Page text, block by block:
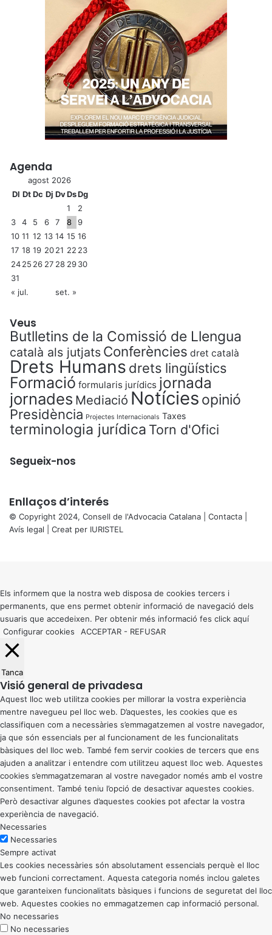
Agenda
agost 2026
Dl DtDc Dj DvDsDg
1
2
3
4 5 6 7 8
9
10 11 12 13 14 15 16
17 18 19 2021 22 23
2425 26 27 28 2930
31
« jul.
set. »
Veus
Butlletins de la Comissió de Llengua
català als jutjats Conferències dret català
Drets Humans drets lingüístics
Formació formularis jurídics jornada
jornades Mediació Notícies opinió
Presidència Projectes Internacionals Taxes
terminologia jurídica Torn d'Ofici
Segueix-nos
Enllaços d’interés
© Copyright 2024, Consell de l'Advocacia Catalana | Contacta
Avís legal | Creat per IURISTEL
button
Els informem que la nostra web disposa de cookies tercers i
permanents, que ens permet obtenir informació de navegació dels
usuaris que accedeixen. Per obtenir més informació fes click aquí
Configurar cookies
ACCEPTAR - REFUSAR
Tanca
Visió general de privadesa
Aquest lloc web utilitza cookies per millorar la vostra experiència
mentre navegueu pel lloc web. D’aquestes, les cookies que es
classifiquen com a necessàries s’emmagatzemen al vostre navegador,
ja que són essencials per al funcionament de les funcionalitats
bàsiques del lloc web. També fem servir cookies de tercers que ens
ajuden a analitzar i entendre com utilitzeu aquest lloc web. Aquestes
cookies s’emmagatzemaran al vostre navegador només amb el vostre
consentiment. També teniu l’opció de desactivar aquestes cookies.
Però desactivar algunes d’aquestes cookies pot afectar la vostra
experiència de navegació.
Necessaries
Necessaries
Sempre activat
Les cookies necessàries són absolutament essencials perquè el lloc
web funcioni correctament. Aquesta categoria només inclou galetes
que garanteixen funcionalitats bàsiques i funcions de seguretat del lloc
web. Aquestes cookies no emmagatzemen cap informació personal.
No necessaries
No necessaries